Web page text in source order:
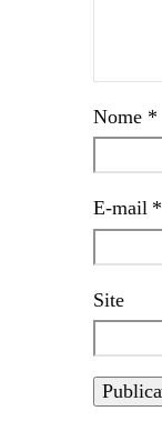
Nome *
E-mail *
Site